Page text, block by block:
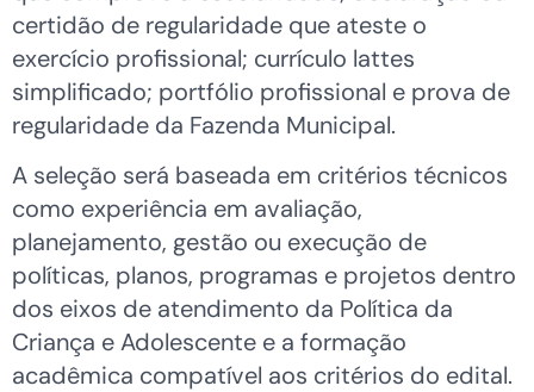
certidão de regularidade que ateste o
exercício profissional; currículo lattes
simplificado; portfólio profissional e prova de
regularidade da Fazenda Municipal.
A seleção será baseada em critérios técnicos
como experiência em avaliação,
planejamento, gestão ou execução de
políticas, planos, programas e projetos dentro
dos eixos de atendimento da Política da
Criança e Adolescente e a formação
acadêmica compatível aos critérios do edital.